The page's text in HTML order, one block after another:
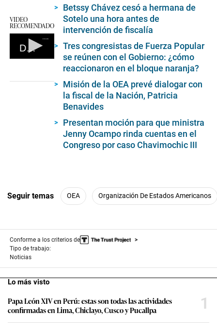
VIDEO
RECOMENDADO
Declaraciones de Pedro Castillo
Betssy Chávez cesó a hermana de
Sotelo una hora antes de
intervención de fiscalía
Tres congresistas de Fuerza Popular
se reúnen con el Gobierno: ¿cómo
reaccionaron en el bloque naranja?
Misión de la OEA prevé dialogar con
la fiscal de la Nación, Patricia
Benavides
Presentan moción para que ministra
Jenny Ocampo rinda cuentas en el
Congreso por caso Chavimochic III
Seguir temas OEA Organización De Estados Americanos
Conforme a los criterios de
Tipo de trabajo:
Noticias
Lo más visto
Papa León XIV en Perú: estas son todas las actividades
confirmadas en Lima, Chiclayo, Cusco y Pucallpa
1